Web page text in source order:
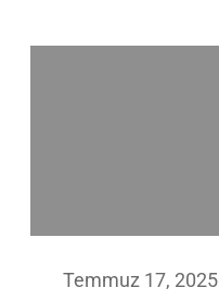
Temmuz 17, 2025